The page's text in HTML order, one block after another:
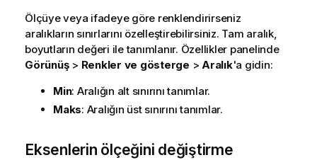
Ölçüye veya ifadeye göre renklendirirseniz
aralıkların sınırlarını özelleştirebilirsiniz. Tam aralık,
boyutların değeri ile tanımlanır. Özellikler panelinde
Görünüş> Renkler ve gösterge > Aralık'a gidin:
Min: Aralığın alt sınırını tanımlar.
Maks: Aralığın üst sınırını tanımlar.
Eksenlerin ölçeğini değiştirme